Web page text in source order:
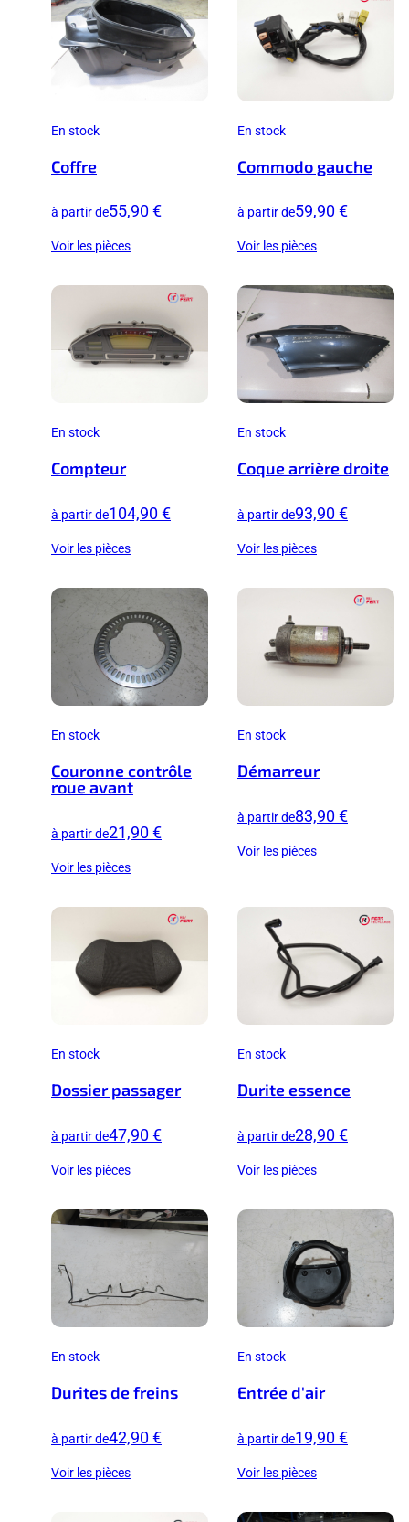
En stock
Coffre
à partir de55,90 €
Voir les pièces
En stock
Commodo gauche
à partir de59,90 €
Voir les pièces
En stock
Compteur
à partir de104,90 €
Voir les pièces
En stock
Coque arrière droite
à partir de93,90 €
Voir les pièces
En stock
Couronne contrôle
roue avant
à partir de21,90 €
Voir les pièces
En stock
Démarreur
à partir de83,90 €
Voir les pièces
En stock
Dossier passager
à partir de47,90 €
Voir les pièces
En stock
Durite essence
à partir de28,90 €
Voir les pièces
En stock
Durites de freins
à partir de42,90 €
Voir les pièces
En stock
Entrée d'air
à partir de19,90 €
Voir les pièces